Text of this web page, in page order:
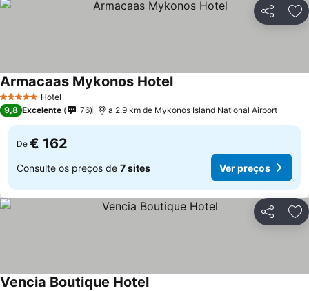
Partilhar
5 Estrelas Hotel
Armacaas Mykonos Hotel
9,8 Excelente 76 a 2.9 km de Mykonos Island National Airport
De € 162
Consulte os preços de 7 sites Ver preços
Partilhar
Vencia Boutique Hotel